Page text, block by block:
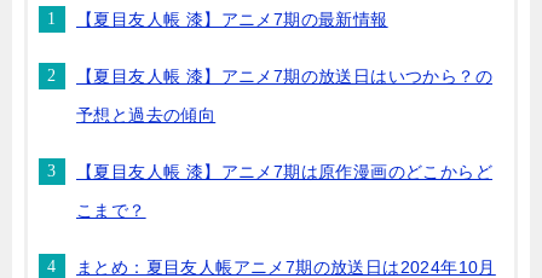
【夏目友人帳 漆】アニメ7期の最新情報
【夏目友人帳 漆】アニメ7期の放送日はいつから？の
予想と過去の傾向
【夏目友人帳 漆】アニメ7期は原作漫画のどこからど
こまで？
まとめ：夏目友人帳アニメ7期の放送日は2024年10月